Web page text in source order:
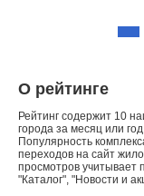
О рейтинге
Рейтинг содержит 10
города за месяц или
Популярность
переходов на сайт
просмотров учитывает
"Каталог", "Новости и